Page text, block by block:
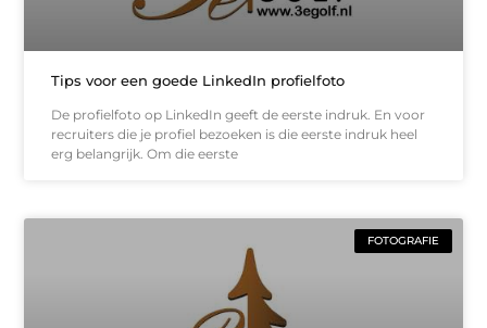
Tips voor een goede LinkedIn profielfoto
De profielfoto op LinkedIn geeft de eerste indruk. En voor
recruiters die je profiel bezoeken is die eerste indruk heel
erg belangrijk. Om die eerste
FOTOGRAFIE